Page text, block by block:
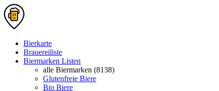
Bierkarte
Brauereiliste
Biermarken Listen
alle Biermarken (8138)
Glutenfreie Biere
Bio Biere